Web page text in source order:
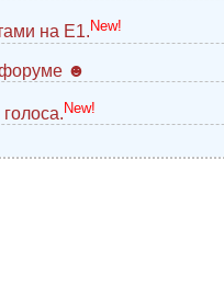
на E1. New!
форуме ☻
New!